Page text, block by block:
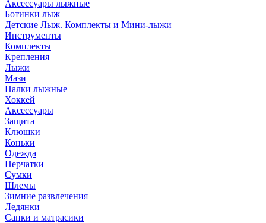
Аксессуары лыжные
Ботинки лыж
Детские Лыж. Комплекты и Мини-лыжи
Инструменты
Комплекты
Крепления
Лыжи
Мази
Палки лыжные
Хоккей
Аксессуары
Защита
Клюшки
Коньки
Одежда
Перчатки
Сумки
Шлемы
Зимние развлечения
Ледянки
Санки и матрасики